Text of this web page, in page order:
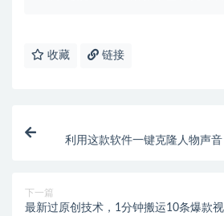
收藏 链接
利用这款软件一键克隆人物声
下一篇
最新过原创技术，1分钟搬运10条爆款